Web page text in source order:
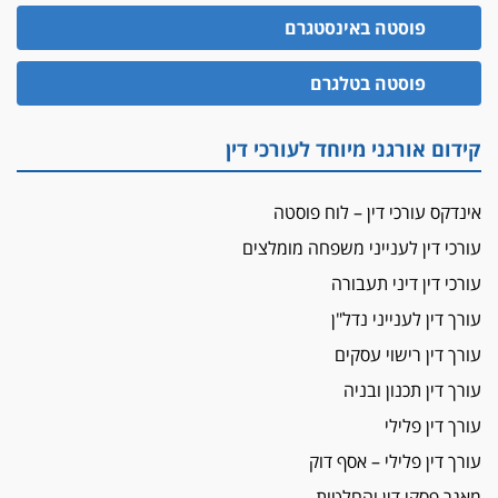
האופנוע חזר הביתה
עו"ד גיל פרידמן והרפתקאות אופנוע השטח שלו
הזכות לטנף
מאסר לעורך הדין
פיקטיביות בשם פלסטינים
על המידתיות
ביה"ד המשמעתי ביטל השעיה לצמיתות של
עורכת-דין שהביעה שמחה ב-7 באוקטובר
אשם
עו"ד הלל בבייב הורשע בהונאת עשרות לקוחות,
ההסדר: 7-9 שנות מאסר
דין ומקרקעין
עורך דין ברמת השרון נחקר בחשד למרמה בעסקת
פוסטה באינסטגרם
פוסטה בטלגרם
קידום אורגני מיוחד לעורכי דין
אינדקס עורכי דין – לוח פוסטה
עורכי דין לענייני משפחה מומלצים
עורכי דין דיני תעבורה
עורך דין לענייני נדל"ן
עורך דין רישוי עסקים
עורך דין תכנון ובניה
עורך דין פלילי
עורך דין פלילי – אסף דוק